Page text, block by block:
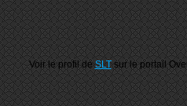
Voir le profil deSLTsur le portail